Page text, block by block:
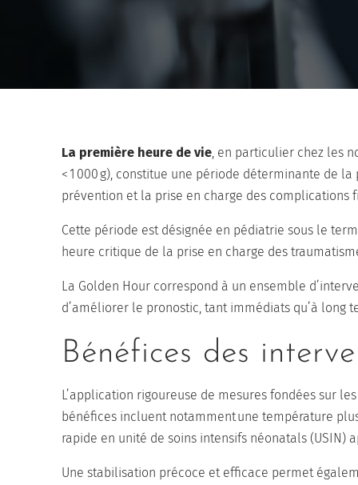
La première heure de vie, en particulier chez les
< 1 000 g), constitue une période déterminante de
prévention et la prise en charge des complications
Cette période est désignée en pédiatrie sous le
heure critique de la prise en charge des
La Golden Hour correspond à un ensemble
d’améliorer le pronostic, tant immédiats qu’à long
Bénéfices des
L’application rigoureuse de mesures fondées sur
bénéfices incluent notamment une température
rapide en unité de soins intensifs néonatals (USIN)
Une stabilisation précoce et efficace permet